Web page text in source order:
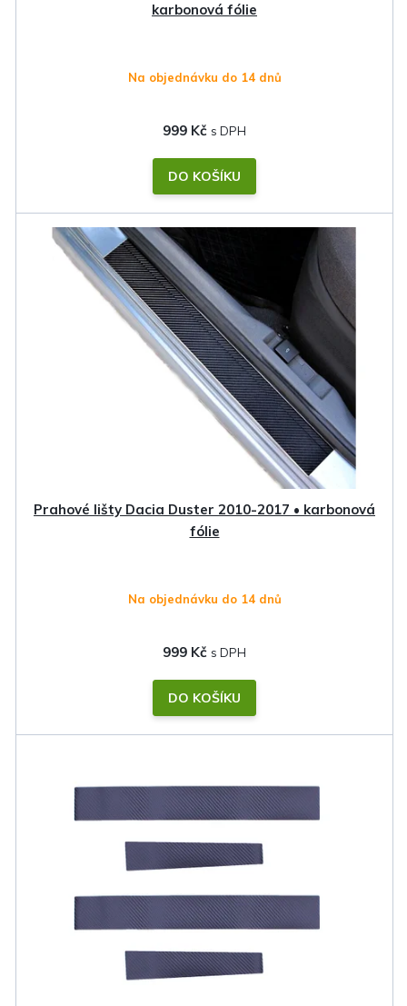
karbonová fólie
Na objednávku do 14 dnů
999 Kč
DO KOŠÍKU
Prahové lišty Dacia Duster 2010-2017 • karbonová
fólie
Na objednávku do 14 dnů
999 Kč
DO KOŠÍKU